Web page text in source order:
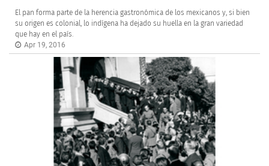
El pan forma parte de la herencia gastronómica de los mexicanos y, si bien
su origen es colonial, lo indígena ha dejado su huella en la gran variedad
que hay en el país.
Apr 19, 2016